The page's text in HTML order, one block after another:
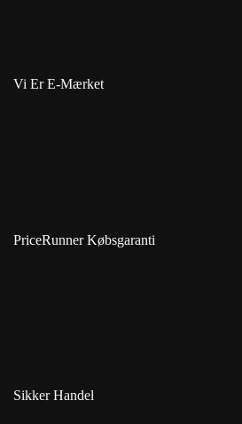
Vi Er E-Mærket
PriceRunner Købsgaranti
Sikker Handel